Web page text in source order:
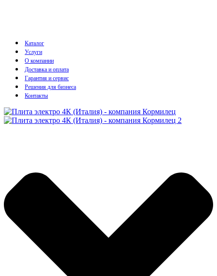
Каталог
Услуги
О компании
Доставка и оплата
Гарантия и сервис
Решения для бизнеса
Контакты